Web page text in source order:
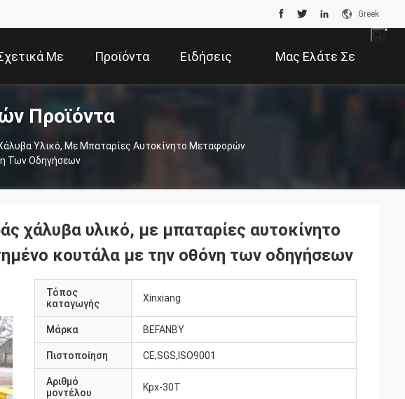
Greek
Με
Εμάς
Προϊόντα Ειδήσεις Μας Ελάτε Σε
Επαφή Με
Προϊόντα
Υλικό, Με Μπαταρίες Αυτοκίνητο Μεταφορών
Των Οδηγήσεων
χάλυβα υλικό, με μπαταρίες αυτοκίνητο
κουτάλα με την οθόνη των οδηγήσεων
Τόπος
καταγωγής
Xinxiang
Μάρκα BEFANBY
Πιστοποίηση CE,SGS,ISO9001
Αριθμό
μοντέλου
Kpx-30T